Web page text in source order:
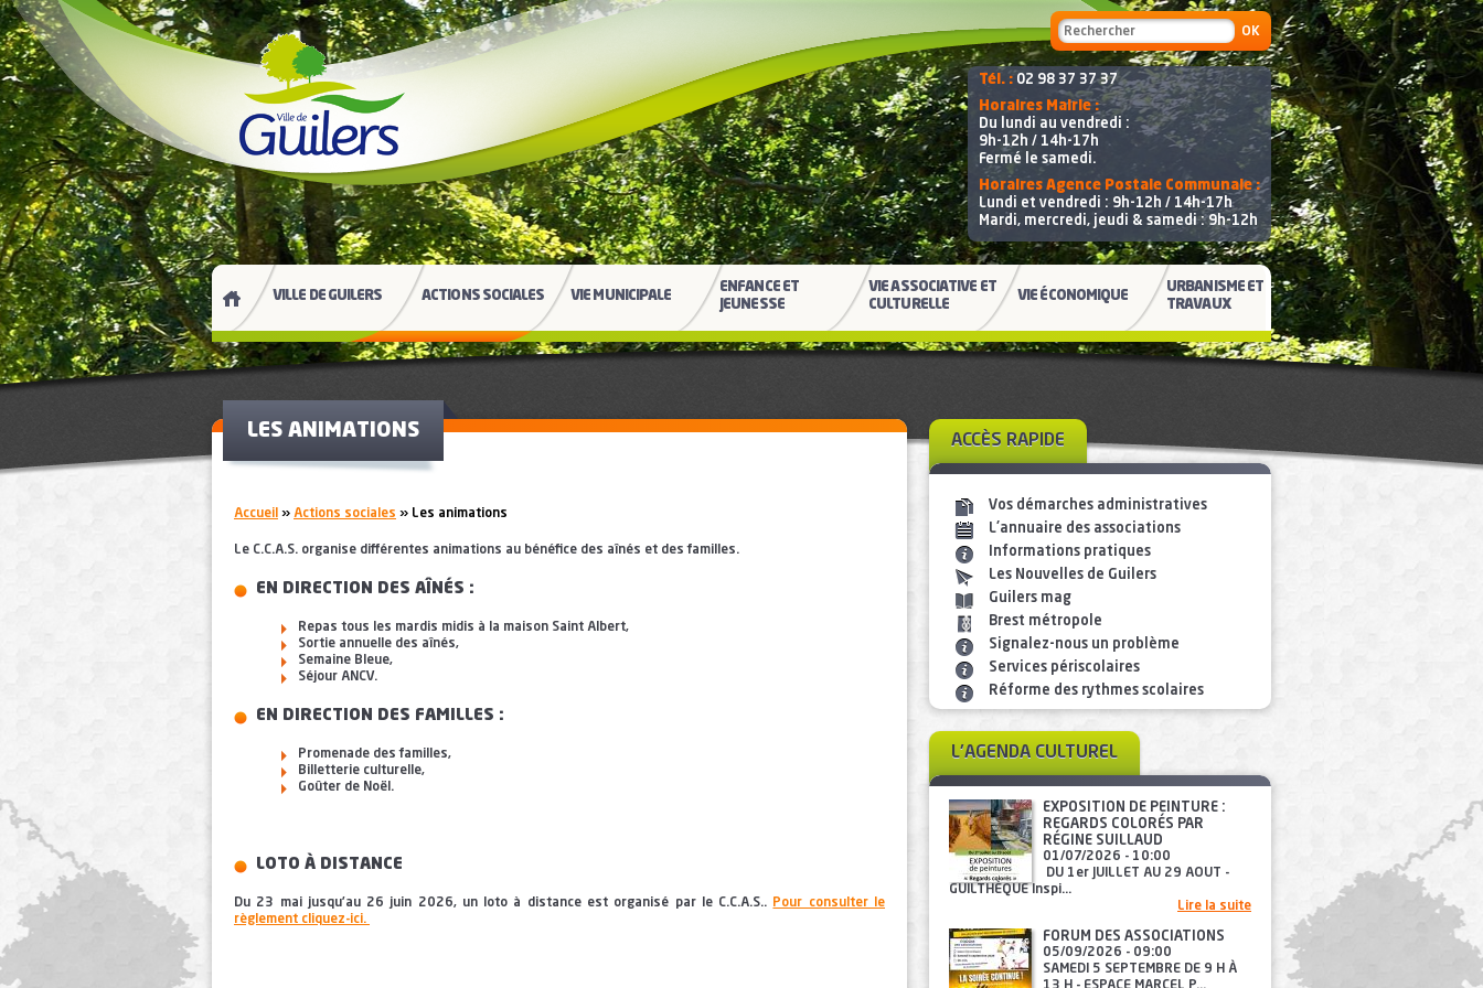
VILLE DE GUILERS ACTIONS SOCIALES VIE MUNICIPALE
ENFANCE ET
JEUNESSE
VIE ASSOCIATIVE ET
CULTURELLE
VIE ÉCONOMIQUE
URBANISME ET
TRAVAUX
Formulaire de recherche
Recherche
Tél. : 02 98 37 37 37
Horaires Mairie :
Du lundi au vendredi :
9h-12h / 14h-17h
Fermé le samedi.
Horaires Agence Postale Communale :
Lundi et vendredi : 9h-12h / 14h-17h
Mardi, mercredi, jeudi & samedi : 9h-12h
LES ANIMATIONS
You are here:
Accueil » Actions sociales » Les animations
Le C.C.A.S. organise différentes animations au bénéfice des aînés et des familles.
EN DIRECTION DES AÎNÉS :
Repas tous les mardis midis à la maison Saint Albert,
Sortie annuelle des aînés,
Semaine Bleue,
Séjour ANCV.
EN DIRECTION DES FAMILLES :
Promenade des familles,
Billetterie culturelle,
Goûter de Noël.
LOTO À DISTANCE
Du 23 mai jusqu’au 26 juin 2026, un loto à distance est organisé par le C.C.A.S.. Pour consulter le
règlement cliquez-ici.
ACCÈS RAPIDE
Vos démarches administratives
L'annuaire des associations
Informations pratiques
Les Nouvelles de Guilers
Guilers mag
Brest métropole
Signalez-nous un problème
Services périscolaires
Réforme des rythmes scolaires
L'AGENDA CULTUREL
EXPOSITION DE PEINTURE :
REGARDS COLORÉS PAR
RÉGINE SUILLAUD
01/07/2026 - 10:00
DU 1er JUILLET AU 29 AOUT -
GUILTHÈQUE Inspi...
Lire la suite
FORUM DES ASSOCIATIONS
05/09/2026 - 09:00
SAMEDI 5 SEPTEMBRE DE 9 H À